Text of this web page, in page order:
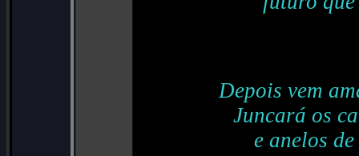
Depois vem
Juncará os
e anelos